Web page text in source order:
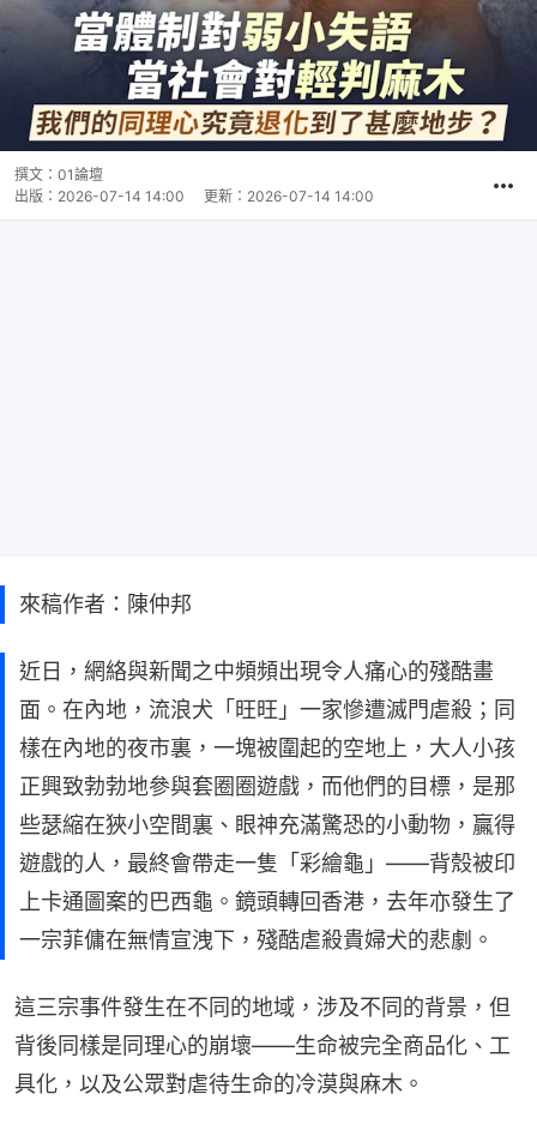
撰文： 01論壇
出版： 2026-07-14 14:00 更新： 2026-07-14 14:00
來稿作者：陳仲邦
近日，網絡與新聞之中頻頻出現令人痛心的殘酷畫
面。在內地，流浪犬「旺旺」一家慘遭滅門虐殺；同
樣在內地的夜市裏，一塊被圍起的空地上，大人小孩
正興致勃勃地參與套圈圈遊戲，而他們的目標，是那
些瑟縮在狹小空間裏、眼神充滿驚恐的小動物，贏得
遊戲的人，最終會帶走一隻「彩繪龜」——背殼被印
上卡通圖案的巴西龜。鏡頭轉回香港，去年亦發生了
一宗菲傭在無情宣洩下，殘酷虐殺貴婦犬的悲劇。
這三宗事件發生在不同的地域，涉及不同的背景，但
背後同樣是同理心的崩壞——生命被完全商品化、工
具化，以及公眾對虐待生命的冷漠與麻木。